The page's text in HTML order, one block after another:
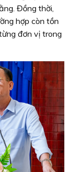
Đồng thời,
hợp còn tồn
đơn vị trong